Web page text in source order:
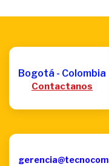
Bogotá - Colombia
Contactanos